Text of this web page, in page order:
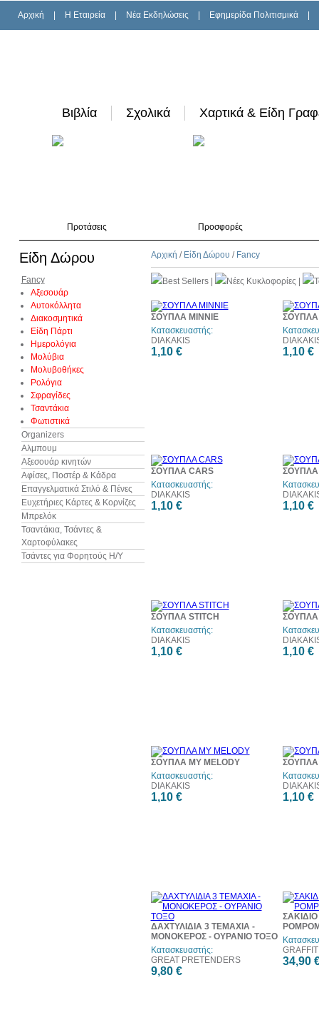
Αρχική H Εταιρεία Νέα Εκδηλώσεις Εφημερίδα Πολιτισμικά
Βιβλία Σχολικά Χαρτικά & Είδη
Προτάσεις Προσφορές
Είδη Δώρου
Fancy
Αξεσουάρ
Αυτοκόλλητα
Διακοσμητικά
Είδη Πάρτι
Ημερολόγια
Μολύβια
Μολυβοθήκες
Ρολόγια
Σφραγίδες
Τσαντάκια
Φωτιστικά
Organizers
Αλμπουμ
Αξεσουάρ κινητών
Αφίσες, Ποστέρ & Κάδρα
Επαγγελματικά Στιλό & Πένες
Ευχετήριες Κάρτες & Κορνίζες
Μπρελόκ
Τσαντάκια, Τσάντες &
Χαρτοφύλακες
Τσάντες για Φορητούς Η/Υ
Αρχική / Είδη Δώρου / Fancy
Best Sellers| Νέες Κυκλοφορίες
ΣΟΥΠΛΑ MINNIE
Κατασκευαστής:
DIAKAKIS
1,10 €
ΣΟΥΠΛΑ
1,10 €
ΣΟΥΠΛΑ CARS
Κατασκευαστής:
DIAKAKIS
1,10 €
ΣΟΥΠΛΑ
1,10 €
ΣΟΥΠΛΑ STITCH
Κατασκευαστής:
DIAKAKIS
1,10 €
ΣΟΥΠΛΑ
1,10 €
ΣΟΥΠΛΑ MY MELODY
Κατασκευαστής:
DIAKAKIS
1,10 €
ΣΟΥΠΛΑ
1,10 €
ΔΑΧΤΥΛΙΔΙΑ 3 ΤΕΜΑΧΙΑ -
ΜΟΝΟΚΕΡΟΣ - ΟΥΡΑΝΙΟ ΤΟΞΟ
Κατασκευαστής:
GREAT PRETENDERS
9,80 €
34,90